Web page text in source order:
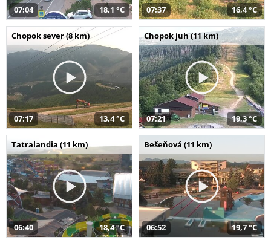
07:04 18,1 °C 07:37 16,4 °C
Chopok sever (8 km)
07:17 13,4 °C
Chopok juh (11 km)
07:21 19,3 °C
Tatralandia (11 km)
06:40 18,4 °C
Bešeňová (11 km)
06:52 19,7 °C